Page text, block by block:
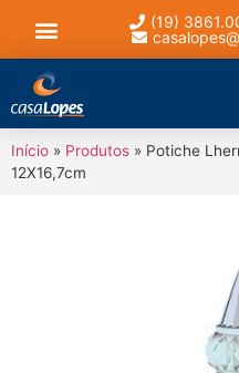
(19)
Início » Produtos » Potiche
12X16,7cm